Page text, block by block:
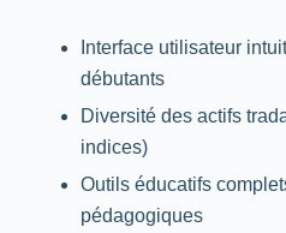
Interface utilisateur
débutants
Diversité des actifs
indices)
Outils éducatifs
pédagogiques